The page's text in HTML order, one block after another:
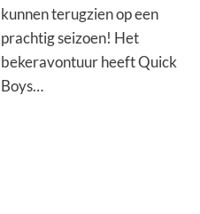
kunnen terugzien op een
prachtig seizoen! Het
bekeravontuur heeft Quick
Boys…